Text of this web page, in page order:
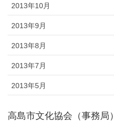
2013年10月
2013年9月
2013年8月
2013年7月
2013年5月
高島市文化協会（事務局）